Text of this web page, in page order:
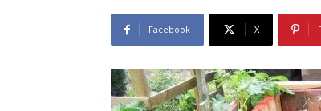
Facebook X